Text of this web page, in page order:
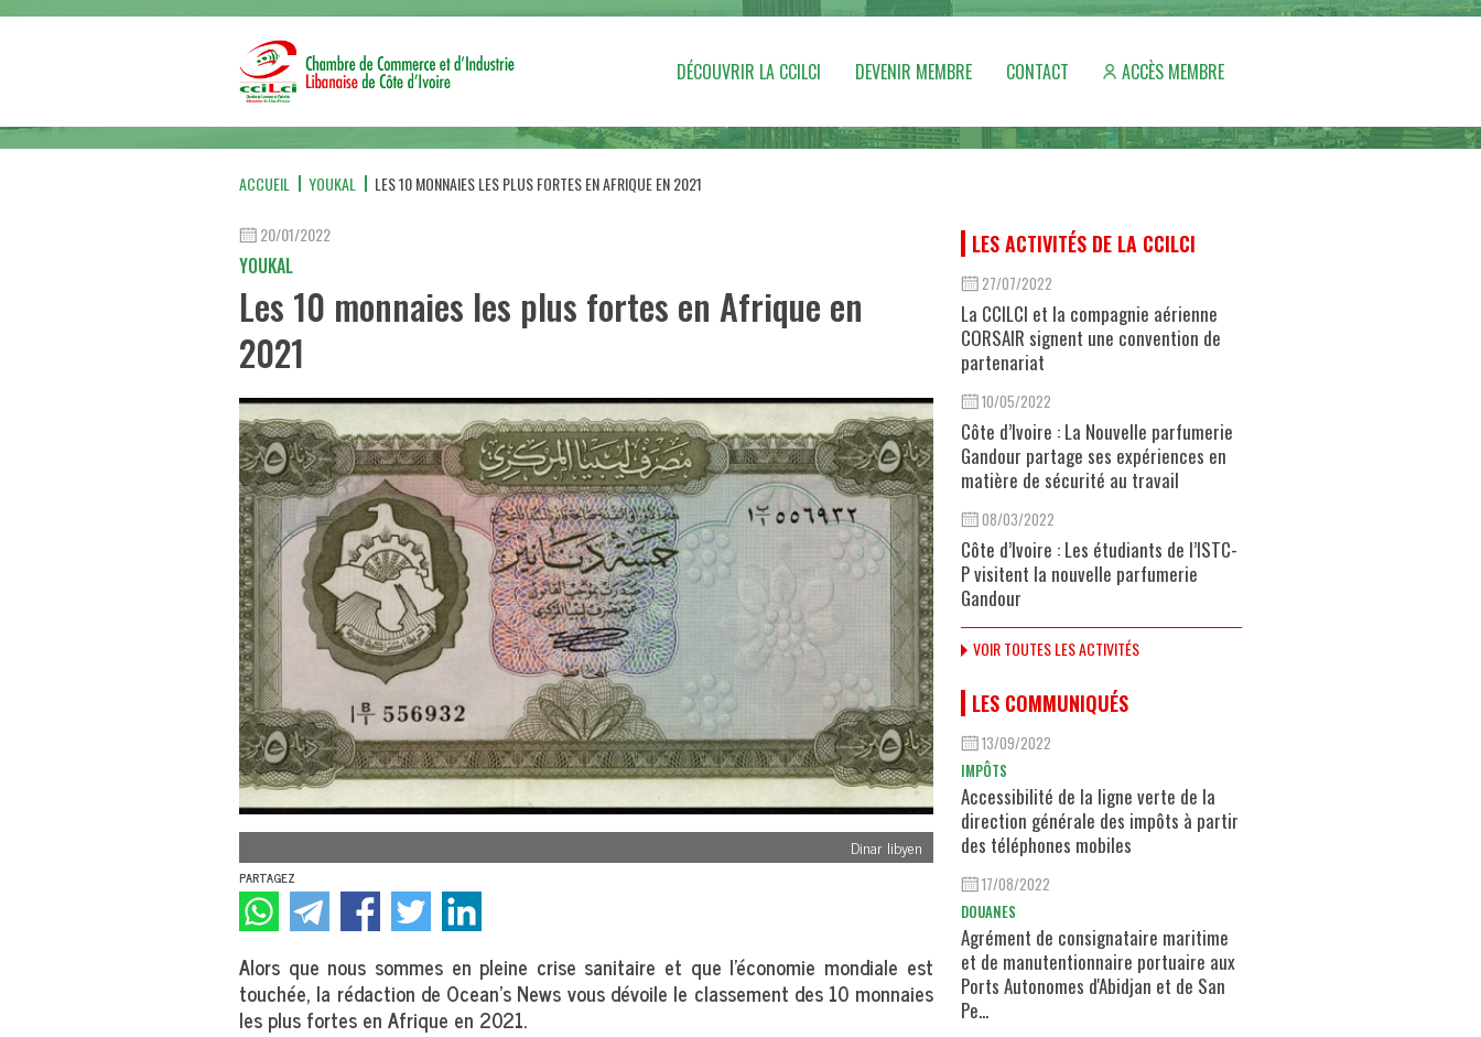
DÉCOUVRIR LA CCILCI DEVENIR MEMBRE CONTACT ACCÈS MEMBRE
ACCUEIL YOUKAL LES 10 MONNAIES LES PLUS FORTES EN AFRIQUE EN 2021
20/01/2022
YOUKAL
Les 10 monnaies les plus fortes en Afrique en
2021
Dinar libyen
PARTAGEZ
Alors que nous sommes en pleine crise sanitaire et que l’économie mondiale est
touchée, la rédaction de Ocean’s News vous dévoile le classement des 10 monnaies
les plus fortes en Afrique en 2021.
LES ACTIVITÉS DE LA CCILCI
27/07/2022
La CCILCI et la compagnie aérienne
CORSAIR signent une convention de
partenariat
10/05/2022
Côte d’Ivoire : La Nouvelle parfumerie
Gandour partage ses expériences en
matière de sécurité au travail
08/03/2022
Côte d’Ivoire : Les étudiants de l’ISTC-
P visitent la nouvelle parfumerie
Gandour
VOIR TOUTES LES ACTIVITÉS
LES COMMUNIQUÉS
13/09/2022
IMPÔTS
Accessibilité de la ligne verte de la
direction générale des impôts à partir
des téléphones mobiles
17/08/2022
DOUANES
Agrément de consignataire maritime
et de manutentionnaire portuaire aux
Ports Autonomes d'Abidjan et de San
Pe...